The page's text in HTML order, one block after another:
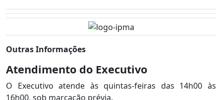
Outras Informações
Atendimento do Executivo
O Executivo atende às quintas-feiras das 14h00 às
16h00, sob marcação prévia.